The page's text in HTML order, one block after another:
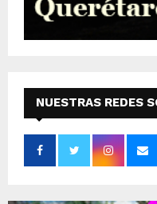
NUESTRAS REDES